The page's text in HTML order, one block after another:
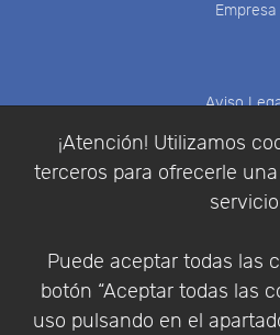
¡Atención! Utilizamos
terceros para ofrecerle
Puede aceptar todas las
botón “Aceptar todas las
uso pulsando en el
Empresa
Aviso
Política de
Condiciones de